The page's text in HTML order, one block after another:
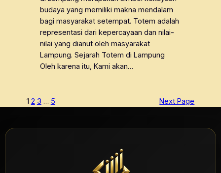
budaya yang memiliki makna mendalam
bagi masyarakat setempat. Totem adalah
representasi dari kepercayaan dan nilai-
nilai yang dianut oleh masyarakat
Lampung. Sejarah Totem di Lampung
Oleh karena itu, Kami akan…
1 2 3 … 5 Next Page